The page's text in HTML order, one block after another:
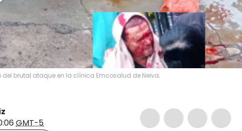
del brutal ataque en la clínica Emcosalud de Neiva.
GMT-5